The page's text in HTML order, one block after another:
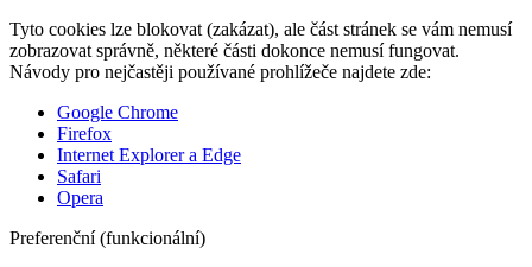
Tyto cookies lze blokovat (zakázat), ale část stránek se vám nemusí
zobrazovat správně, některé části dokonce nemusí fungovat.
Návody pro nejčastěji používané prohlížeče najdete zde:
Google Chrome
Firefox
Internet Explorer a Edge
Safari
Opera
Preferenční (funkcionální)